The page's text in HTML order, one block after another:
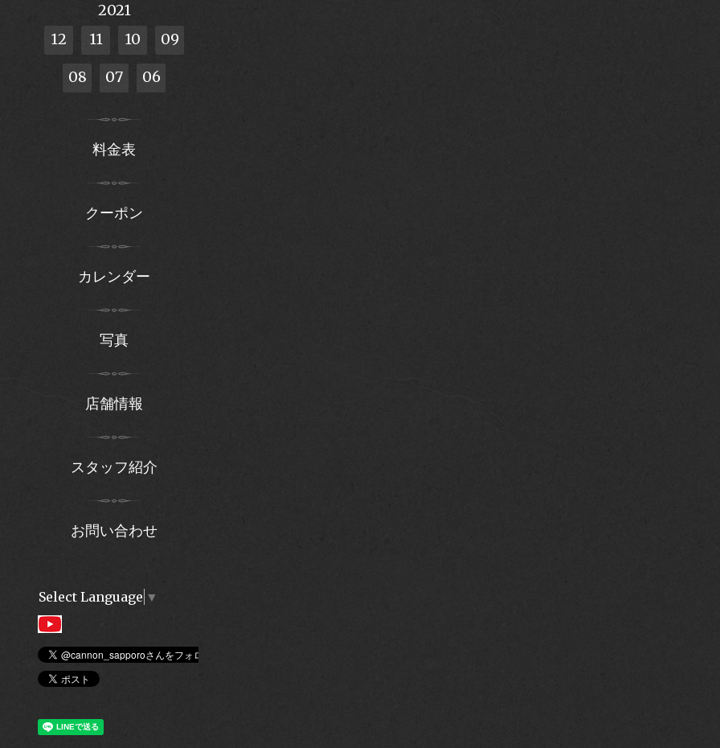
2021
12
11 10 09
08 07 06
料金表
クーポン
カレンダー
写真
店舗情報
スタッフ紹介
お問い合わせ
Select Language ▼